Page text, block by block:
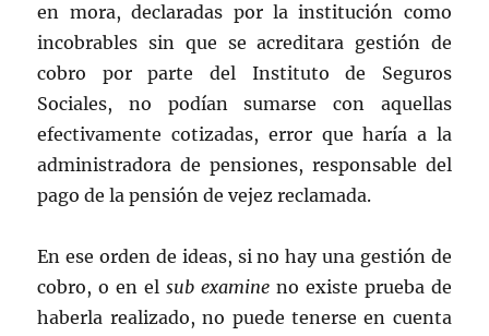
en mora, declaradas por la institución como
incobrables sin que se acreditara gestión de
cobro por parte del Instituto de Seguros
Sociales, no podían sumarse con aquellas
efectivamente cotizadas, error que haría a la
administradora de pensiones, responsable del
pago de la pensión de vejez reclamada.
En ese orden de ideas, si no hay una gestión de
cobro, o en elsub examineno existe prueba de
haberla realizado, no puede tenerse en cuenta